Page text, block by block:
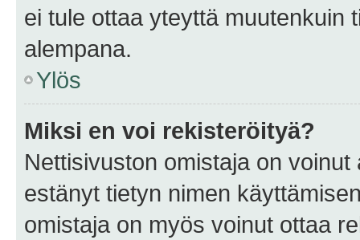
ei tule ottaa yteyttä muutenkuin
alempana.
Ylös
Miksi en voi rekisteröityä?
Nettisivuston omistaja on
estänyt tietyn nimen
omistaja on myös voinut ottaa